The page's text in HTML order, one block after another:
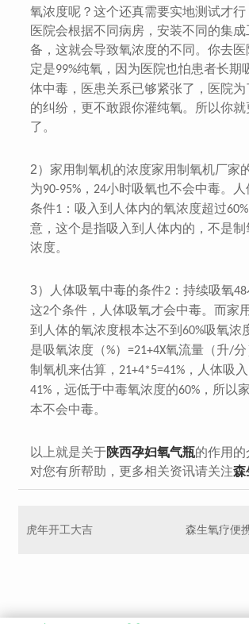
氧浓度呢？这个还真需要实地测试才
医院会根据不同病房，安装不同的集
备，这就会导致氧浓度的不同。你去
定是99%纯氧，因为医院也怕患者长期
体中毒，医患关系已够紧张了，医院
的纠纷，更不敢跟你灌纯氧。所以你
了。
2） 家用制氧机的浓度家用制氧机厂家
为90-95% ， 24小时吸氧也不会中毒。
条件1 ：吸入到人体内的氧浓度超过60%
意，这个是指吸入到人体内的，不是
浓度。
3） 人体吸氧中毒的条件2 ：持续吸氧48
这2个条件，人体吸氧才会中毒。而家
到人体的氧浓度根本达不到60%吸氧浓
是吸氧浓度（%）=21+4X氧流量（升/分
制氧机来估算， 21+4*5=41% ，人体吸
41% ，远低于中毒氧浓度的60% ，所以
本不会中毒。
以上就是关于陕西孕妇氧气瓶的作用
对您有所帮助，更多相关资讯请关注森
虎年开工大吉